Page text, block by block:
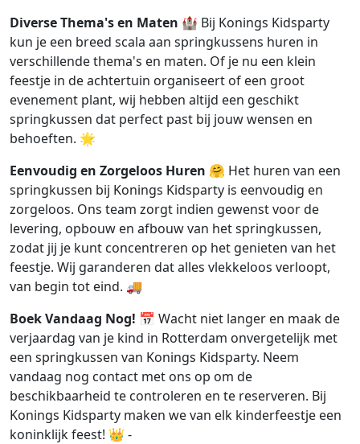
Diverse Thema's en Maten 🏰 Bij Konings Kidsparty
kun je een breed scala aan springkussens huren in
verschillende thema's en maten. Of je nu een klein
feestje in de achtertuin organiseert of een groot
evenement plant, wij hebben altijd een geschikt
springkussen dat perfect past bij jouw wensen en
behoeften. 🌟
Eenvoudig en Zorgeloos Huren 🤗 Het huren van een
springkussen bij Konings Kidsparty is eenvoudig en
zorgeloos. Ons team zorgt indien gewenst voor de
levering, opbouw en afbouw van het springkussen,
zodat jij je kunt concentreren op het genieten van het
feestje. Wij garanderen dat alles vlekkeloos verloopt,
van begin tot eind. 🚚
Boek Vandaag Nog! 📅 Wacht niet langer en maak de
verjaardag van je kind in Rotterdam onvergetelijk met
een springkussen van Konings Kidsparty. Neem
vandaag nog contact met ons op om de
beschikbaarheid te controleren en te reserveren. Bij
Konings Kidsparty maken we van elk kinderfeestje een
koninklijk feest! 👑 -